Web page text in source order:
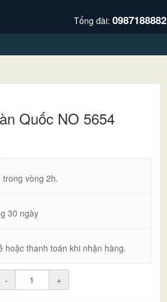
Tổng đài: 0987188882
Quốc NO 5654
vòng 2h.
30 ngày
hoặc thanh toán khi nhận hàng.
- +